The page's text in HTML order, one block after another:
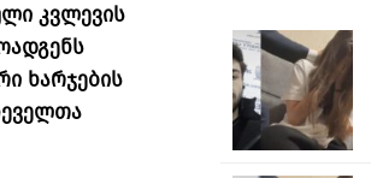
კვლევის
ხარჯების